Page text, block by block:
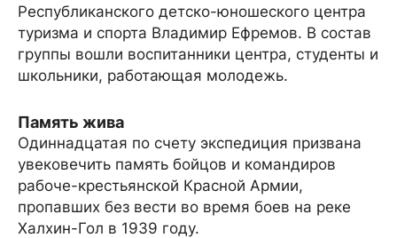
Республиканского детско-юношеского центра
туризма и спорта Владимир Ефремов. В состав
группы вошли воспитанники центра, студенты и
школьники, работающая молодежь.
Память жива
Одиннадцатая по счету экспедиция призвана
увековечить память бойцов и командиров
рабоче-крестьянской Красной Армии,
пропавших без вести во время боев на реке
Халхин-Гол в 1939 году.